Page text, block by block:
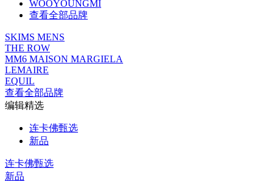
WOOYOUNGMI
查看全部品牌
SKIMS MENS
THE ROW
MM6 MAISON MARGIELA
LEMAIRE
EQUIL
查看全部品牌
编辑精选
连卡佛甄选
新品
连卡佛甄选
新品